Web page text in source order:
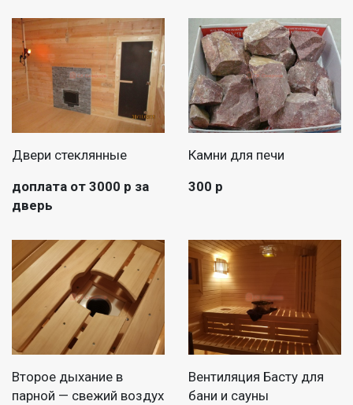
Двери стеклянные
доплата от 3000 р за
дверь
Камни для печи
300 р
Второе дыхание в
парной — свежий воздух
Вентиляция Басту для
бани и сауны